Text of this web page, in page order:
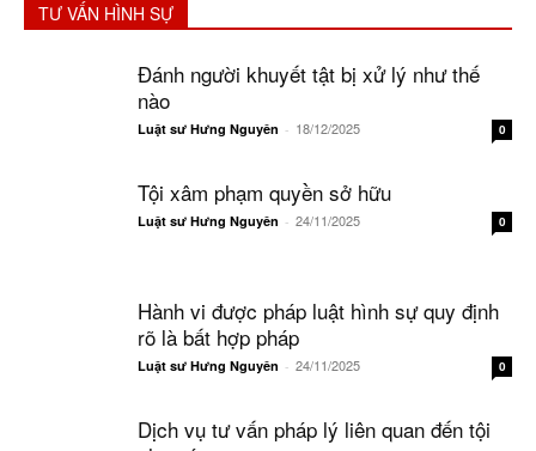
TƯ VẤN HÌNH SỰ
Đánh người khuyết tật bị xử lý như thế
nào
Luật sư Hưng Nguyên - 18/12/2025 0
Tội xâm phạm quyền sở hữu
Luật sư Hưng Nguyên - 24/11/2025 0
Hành vi được pháp luật hình sự quy định
rõ là bất hợp pháp
Luật sư Hưng Nguyên - 24/11/2025 0
Dịch vụ tư vấn pháp lý liên quan đến tội